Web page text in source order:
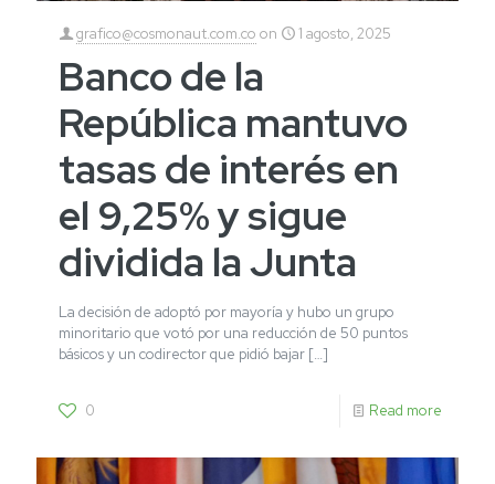
grafico@cosmonaut.com.co on 1 agosto, 2025
Banco de la
República mantuvo
tasas de interés en
el 9,25% y sigue
dividida la Junta
La decisión de adoptó por mayoría y hubo un grupo
minoritario que votó por una reducción de 50 puntos
básicos y un codirector que pidió bajar […]
0 Read more